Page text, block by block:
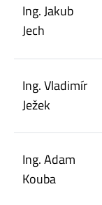
Ing. Jakub
Jech
Ing. Vladimír
Ježek
Ing. Adam
Kouba